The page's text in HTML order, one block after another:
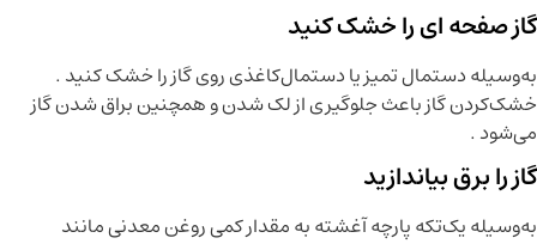
گاز صفحه ای را خشک ‌کنید
به‌وسیله دستمال تمیز یا دستمال‌کاغذی روی گاز را خشک‌ کنید .
خشک‌کردن گاز باعث جلوگیری از لک شدن و همچنین براق شدن گاز
می‌شود .
گاز را برق بیاندازید
به‌وسیله یک‌تکه پارچه آغشته به مقدار کمی روغن معدنی مانند